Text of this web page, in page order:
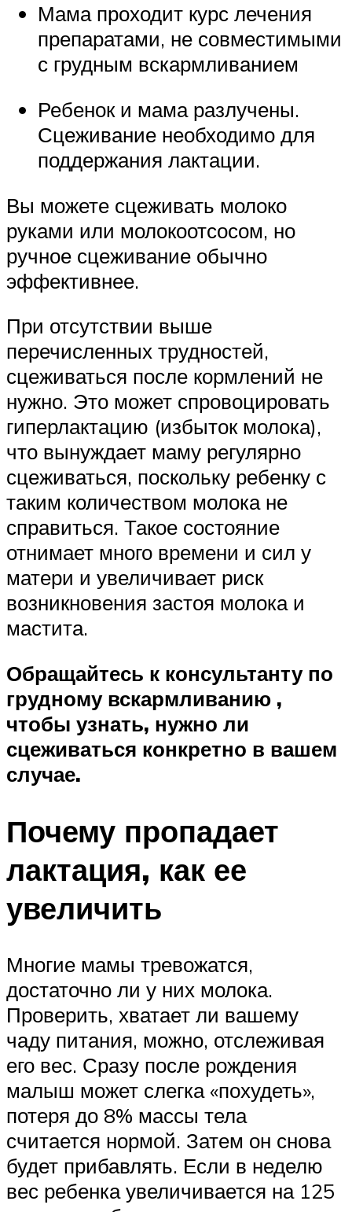
Мама проходит курс лечения
препаратами, не совместимыми
с грудным вскармливанием
Ребенок и мама разлучены.
Сцеживание необходимо для
поддержания лактации.
Вы можете сцеживать молоко
руками или молокоотсосом, но
ручное сцеживание обычно
эффективнее.
При отсутствии выше
перечисленных трудностей,
сцеживаться после кормлений не
нужно. Это может спровоцировать
гиперлактацию (избыток молока),
что вынуждает маму регулярно
сцеживаться, поскольку ребенку с
таким количеством молока не
справиться. Такое состояние
отнимает много времени и сил у
матери и увеличивает риск
возникновения застоя молока и
мастита.
Обращайтесь к консультанту по
грудному вскармливанию ,
чтобы узнать, нужно ли
сцеживаться конкретно в вашем
случае.
Почему пропадает
лактация, как ее
увеличить
Многие мамы тревожатся,
достаточно ли у них молока.
Проверить, хватает ли вашему
чаду питания, можно, отслеживая
его вес. Сразу после рождения
малыш может слегка «похудеть»,
потеря до 8% массы тела
считается нормой. Затем он снова
будет прибавлять. Если в неделю
вес ребенка увеличивается на 125